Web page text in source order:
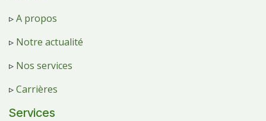
▹A propos
▹ Notre actualité
▹ Nos services
▹Carrières
Services